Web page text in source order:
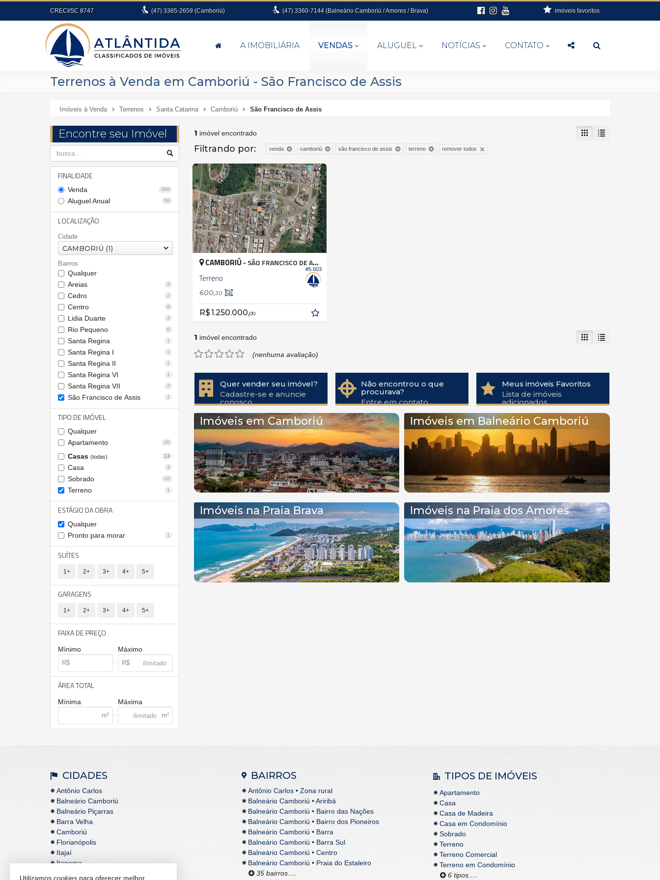
CRECI/SC 8747 (47) 3365-2659 (Camboriú) (47) 3360-7144 (Balneário Camboriú / Amores / Brava) imóveis favoritos
A IMOBILIÁRIA VENDAS ALUGUEL NOTÍCIAS CONTATO
Terrenos à Venda em Camboriú - São Francisco de Assis
Imóveis à Venda Terrenos Santa Catarina Camboriú São Francisco de Assis
Encontre seu Imóvel
FINALIDADE
Venda 398
Aluguel Anual 58
LOCALIZAÇÃO
Cidade
CAMBORIÚ (1)
Bairros
Qualquer
Areias
3
Cedro 2
Centro 8
Lidia Duarte 3
Rio Pequeno 6
Santa Regina 1
Santa Regina I 1
Santa Regina II 1
Santa Regina VI 1
Santa Regina VII 2
São Francisco de Assis 1
TIPO DE IMÓVEL
Qualquer
Apartamento
26
Casas (todas) 13
Casa 3
Sobrado 10
Terreno 1
ESTÁGIO DA OBRA
Qualquer
Pronto para morar
1
SUÍTES
1+ 2+ 3+ 4+ 5+
GARAGENS
1+ 2+ 3+ 4+ 5+
FAIXA DE PREÇO
Mínimo Máximo
ÁREA TOTAL
Mínima Máxima
1 imóvel encontrado
Filtrando por: venda camboriú são francisco de assis terreno remover todos
#5.603
CAMBORIÚ - SÃO FRANCISCO DE ASSIS
Terreno
600,30
R$ 1.250.000,00
1 imóvel encontrado
(nenhuma avaliação)
Quer vender seu imóvel?
Cadastre-se e anuncie
conosco
Não encontrou o que
procurava?
Entre em contato
Meus imóveis Favoritos
Lista de imóveis
adicionados
Imóveis em Camboriú Imóveis em Balneário Camboriú
Imóveis na Praia Brava Imóveis na Praia dos Amores
CIDADES
Antônio Carlos
Balneário Camboriú
Balneário Piçarras
Barra Velha
Camboriú
Florianópolis
Itajaí
Itapema
BAIRROS
Antônio Carlos • Zona rural
Balneário Camboriú • Ariribá
Balneário Camboriú • Bairro das Nações
Balneário Camboriú • Bairro dos Pioneiros
Balneário Camboriú • Barra
Balneário Camboriú • Barra Sul
Balneário Camboriú • Centro
Balneário Camboriú • Praia do Estaleiro
35 bairros.…
TIPOS DE IMÓVEIS
Apartamento
Casa
Casa de Madeira
Casa em Condomínio
Sobrado
Terreno
Terreno Comercial
Terreno em Condomínio
6 tipos.…
Utilizamos cookies para oferecer melhor